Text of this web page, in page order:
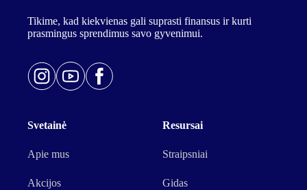
Tikime, kad kiekvienas gali suprasti finansus ir kurti
prasmingus sprendimus savo gyvenimui.
Svetainė
Apie mus
Akcijos
Resursai
Straipsniai
Gidas